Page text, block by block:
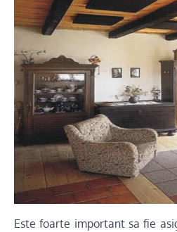
Este foarte important sa fie